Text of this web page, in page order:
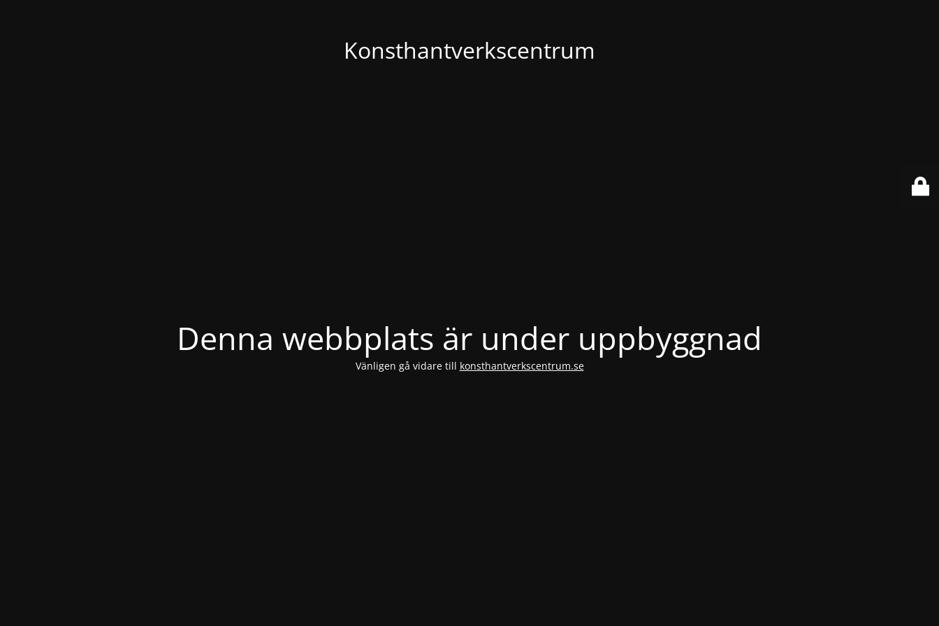
Konsthantverkscentrum
Denna webbplats är under uppbyggnad
Vänligen gå vidare till konsthantverkscentrum.se